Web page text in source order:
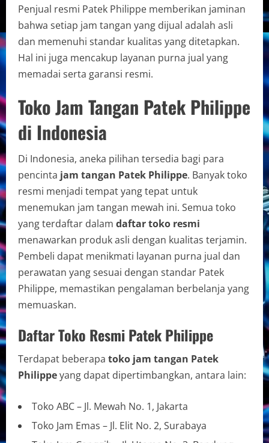
Penjual resmi Patek Philippe memberikan jaminan
bahwa setiap jam tangan yang dijual adalah asli
dan memenuhi standar kualitas yang ditetapkan.
Hal ini juga mencakup layanan purna jual yang
memadai serta garansi resmi.
Toko Jam Tangan Patek Philippe
di Indonesia
Di Indonesia, aneka pilihan tersedia bagi para
pencinta jam tangan Patek Philippe. Banyak toko
resmi menjadi tempat yang tepat untuk
menemukan jam tangan mewah ini. Semua toko
yang terdaftar dalam daftar toko resmi
menawarkan produk asli dengan kualitas terjamin.
Pembeli dapat menikmati layanan purna jual dan
perawatan yang sesuai dengan standar Patek
Philippe, memastikan pengalaman berbelanja yang
memuaskan.
Daftar Toko Resmi Patek Philippe
Terdapat beberapa toko jam tangan Patek
Philippeyang dapat dipertimbangkan, antara lain:
Toko ABC – Jl. Mewah No. 1, Jakarta
Toko Jam Emas – Jl. Elit No. 2, Surabaya